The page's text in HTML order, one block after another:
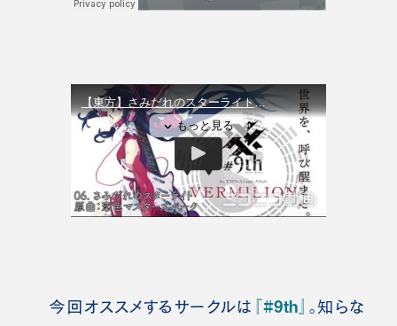
今回オススメするサークルは 『#9th』 。知らな